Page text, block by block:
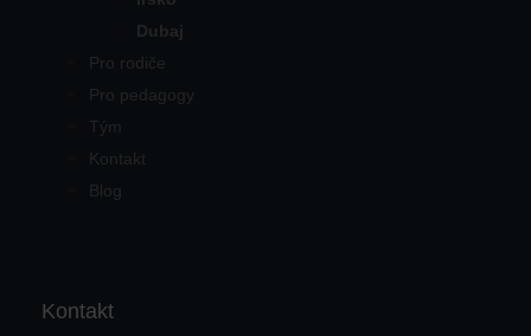
Dubaj
Pro rodiče
Pro pedagogy
Tým
Kontakt
Blog
Kontakt